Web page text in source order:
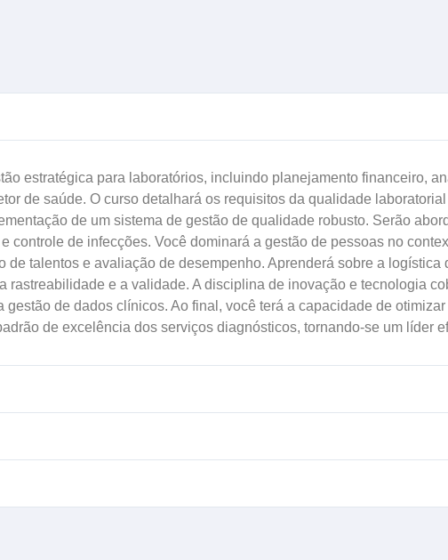
estratégica para laboratórios, incluindo planejamento financeiro,
de saúde. O curso detalhará os requisitos da qualidade
de um sistema de gestão de qualidade robusto. Serão
controle de infecções. Você dominará a gestão de pessoas no
talentos e avaliação de desempenho. Aprenderá sobre a logística
rastreabilidade e a validade. A disciplina de inovação e tecnologia
de dados clínicos. Ao final, você terá a capacidade de
de excelência dos serviços diagnósticos, tornando-se um líder